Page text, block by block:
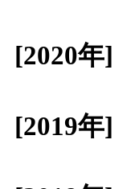
[2020年]
[2019年]